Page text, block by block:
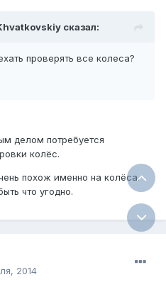
сказал:
проверять все колеса?
делом потребуется
колёс.
похож именно на колёса.
что угодно.
2014